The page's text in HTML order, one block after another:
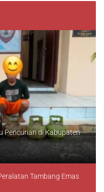
Pencurian di Kabupaten
Tambang Emas